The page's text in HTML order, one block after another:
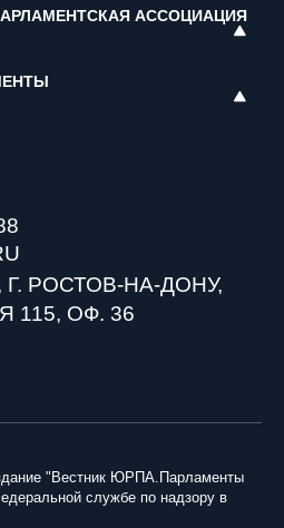
АССОЦИАЦИЯ
Г. РОСТОВ-НА-ДОНУ,
115, ОФ. 36
"Вестник ЮРПА.Парламенты
службе по надзору в